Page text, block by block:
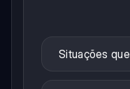
Situações